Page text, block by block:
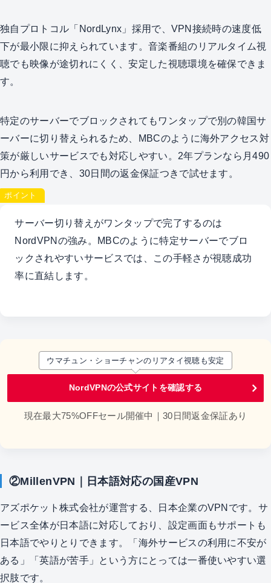
独自プロトコル「NordLynx」採用で、VPN接続時の速度低
下が最小限に抑えられています。音楽番組のリアルタイム視
聴でも映像が途切れにくく、安定した視聴環境を確保できま
す。
特定のサーバーでブロックされてもワンタップで別の韓国サ
ーバーに切り替えられるため、MBCのように海外アクセス対
策が厳しいサービスでも対応しやすい。2年プランなら月490
円から利用でき、30日間の返金保証つきで試せます。
ポイント
サーバー切り替えがワンタップで完了するのは
NordVPNの強み。MBCのように特定サーバーでブロ
ックされやすいサービスでは、この手軽さが視聴成功
率に直結します。
ウマチュン・ショーチャンのリアタイ視聴も安定
NordVPNの公式サイトを確認する
現在最大75%OFFセール開催中｜30日間返金保証あり
②MillenVPN｜日本語対応の国産VPN
アズポケット株式会社が運営する、日本企業のVPNです。サ
ービス全体が日本語に対応しており、設定画面もサポートも
日本語でやりとりできます。「海外サービスの利用に不安が
ある」「英語が苦手」という方にとっては一番使いやすい選
択肢です。